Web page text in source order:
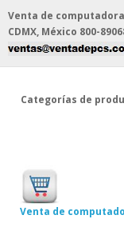
Venta de
CDMX, México 800-
Categorías de
Venta de